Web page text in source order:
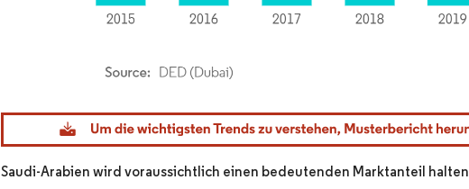
Bild © Mordor Intelligence. Wiederverwendung erfordert Namensnennung gemäß CC BY 4.0.
Saudi-Arabien wird voraussichtlich einen bedeutenden Marktanteil halten